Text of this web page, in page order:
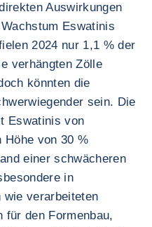
Auswirkungen
Eswatinis
2024 nur 1,1 % der
verhängten Zölle
könnten die
sein. Die
Eswatinis von
Höhe von 30 %
einer schwächeren
in
verarbeiteten
für den Formenbau,